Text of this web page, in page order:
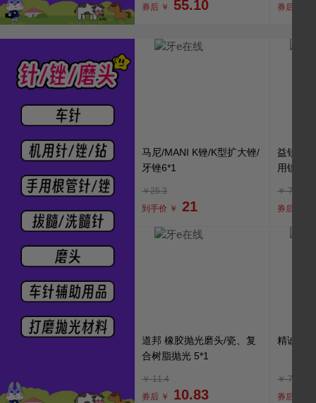
券后 ￥ 55.10 券后 ￥
马尼/MANI K锉/K型扩大锉/
牙锉6*1
￥25.3
到手价 ￥
21
益锐/
用镍钛
￥75
券后 ￥
道邦 橡胶抛光磨头/瓷、复
合树脂抛光 5*1
￥11.4
券后 ￥
10.83
精诚 钨
￥7.9
券后 ￥